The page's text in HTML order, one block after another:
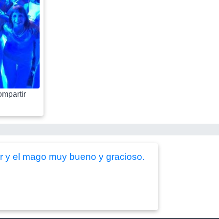
y el mago muy bueno y gracioso.